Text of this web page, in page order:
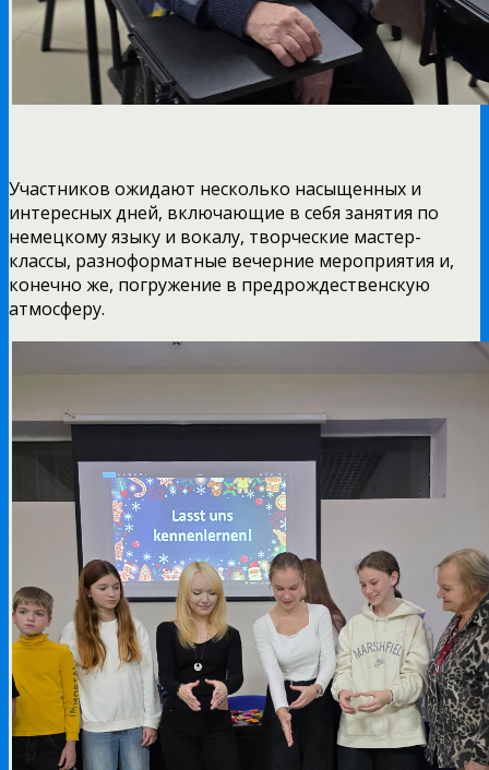
Участников ожидают несколько насыщенных и
интересных дней, включающие в себя занятия по
немецкому языку и вокалу, творческие мастер-
классы, разноформатные вечерние мероприятия и,
конечно же, погружение в предрождественскую
атмосферу.